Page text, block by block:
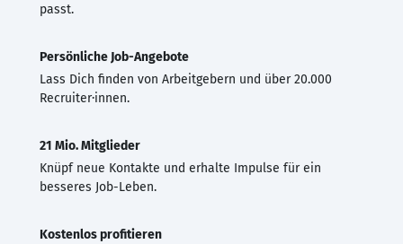
passt.
Persönliche Job-Angebote
Lass Dich finden von Arbeitgebern und über 20.000
Recruiter·innen.
21 Mio. Mitglieder
Knüpf neue Kontakte und erhalte Impulse für ein
besseres Job-Leben.
Kostenlos profitieren